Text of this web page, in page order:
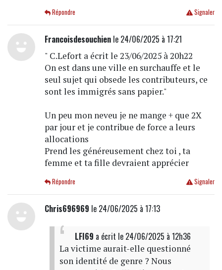
Signaler
Répondre
Francoisdesouchienle 24/06/2025 à 17:21
" C.Lefort a écrit le 23/06/2025 à 20h22
On est dans une ville en surchauffe et le
seul sujet qui obsede les contributeurs, ce
sont les immigrés sans papier."
Un peu mon neveu je ne mange + que 2X
par jour et je contribue de force a leurs
allocations
Prend les généreusement chez toi , ta
femme et ta fille devraient apprécier
Signaler
Répondre
Chris696969 le 24/06/2025 à 17:13
LFI69 a écrit le 24/06/2025 à 12h36
La victime aurait-elle questionné
son identité de genre ? Nous